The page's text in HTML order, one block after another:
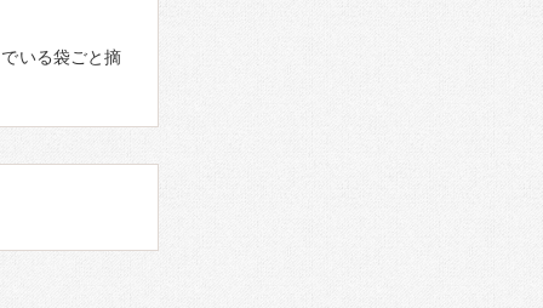
いる袋ごと摘